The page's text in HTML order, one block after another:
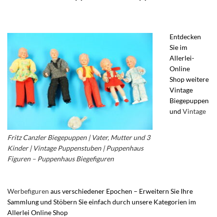
Fritz Canzler Biegepuppen | Vater, Mutter und 3
Kinder | Vintage Puppenstuben | Puppenhaus
Figuren – Puppenhaus Biegefiguren
Entdecken
Sie im
Allerlei-
Online
Shop weitere
Vintage
Biegepuppen
und Vintage
Werbefiguren aus verschiedener Epochen – Erweitern Sie Ihre
Sammlung und Stöbern Sie einfach durch unsere Kategorien im
Allerlei Online Shop